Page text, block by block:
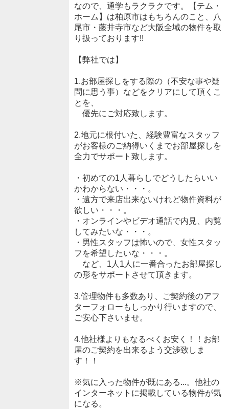
なので、通学もラクラクです。【テム・
ホーム】は柏原市はもちろんのこと、八
尾市・藤井寺市など大阪全域の物件を取
り扱っております!!
【弊社では】
1.お部屋探しをする際の（不安な事や疑
問に思う事）などをクリアにして頂くこ
とを、
優先にご対応致します。
2.地元に根付いた、経験豊富なスタッフ
がお客様のご納得いくまでお部屋探しを
全力でサポート致します。
・初めての1人暮らしでどうしたらいい
かわからない・・・。
・遠方で来店出来ないけれど物件資料が
欲しい・・・。
・オンラインやビデオ通話で内見、内覧
してみたいな・・・。
・男性スタッフは怖いので、女性スタッ
フを希望したいな・・・。
など、1人1人に一番合ったお部屋探し
の形をサポートさせて頂きます。
3.管理物件も多数あり、ご契約後のアフ
ターフォローもしっかり行いますので、
ご安心下さいませ。
4.他社様よりもなるべくお安く！！お部
屋のご契約を出来るよう交渉致しま
す！！
※気に入った物件が既にある...。他社の
インターネットに掲載している物件が気
になる。